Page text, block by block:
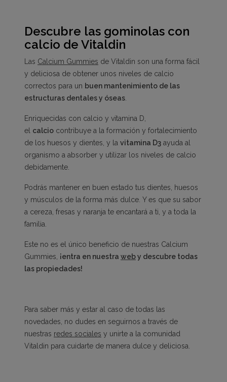
Descubre las gominolas con
calcio de Vitaldin
Las Calcium Gummies de Vitaldin son una forma fácil
y deliciosa de obtener unos niveles de calcio
correctos para un buen mantenimiento de las
estructuras dentales y óseas
Enriquecidas con calcio y vitamina D,
el calcio contribuye a la formación y fortalecimiento
de los huesos y dientes, y la vitamina D3 ayuda al
organismo a absorber y utilizar los niveles de calcio
debidamente.
Podrás mantener en buen estado tus dientes, huesos
y músculos de la forma más dulce. Y es que su sabor
a cereza, fresas y naranja te encantará a ti, y a toda la
familia.
Este no es el único beneficio de nuestras Calcium
Gummies, ¡entra en nuestra weby descubre todas
las propiedades!
Para saber más y estar al caso de todas las
novedades, no dudes en seguirnos a través de
nuestras redes sociales y unirte a la comunidad
Vitaldin para cuidarte de manera dulce y deliciosa.